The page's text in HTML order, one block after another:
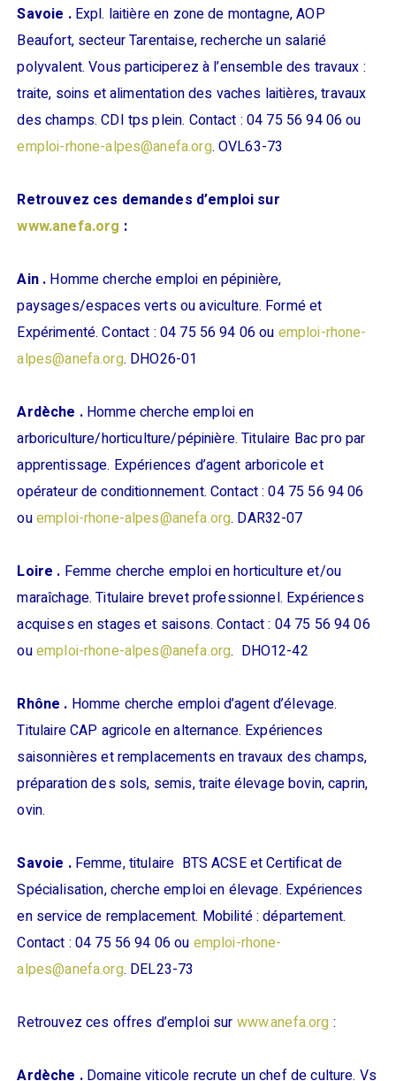
Savoie .Expl. laitière en zone de montagne, AOP
Beaufort, secteur Tarentaise, recherche un salarié
polyvalent. Vous participerez à l’ensemble des travaux :
traite, soins et alimentation des vaches laitières, travaux
des champs. CDI tps plein. Contact : 04 75 56 94 06 ou
emploi-rhone-alpes@anefa.org. OVL63-73
Retrouvez ces demandes d’emploi sur
www.anefa.org :
Ain . Homme cherche emploi en pépinière,
paysages/espaces verts ou aviculture. Formé et
Expérimenté. Contact : 04 75 56 94 06 ou emploi-rhone-
alpes@anefa.org. DHO26-01
Ardèche .Homme cherche emploi en
arboriculture/horticulture/pépinière. Titulaire Bac pro par
apprentissage. Expériences d’agent arboricole et
opérateur de conditionnement. Contact : 04 75 56 94 06
ouemploi-rhone-alpes@anefa.org. DAR32-07
Loire . Femme cherche emploi en horticulture et/ou
maraîchage. Titulaire brevet professionnel. Expériences
acquises en stages et saisons. Contact : 04 75 56 94 06
ouemploi-rhone-alpes@anefa.org. DHO12-42
Rhône . Homme cherche emploi d’agent d’élevage.
Titulaire CAP agricole en alternance. Expériences
saisonnières et remplacements en travaux des champs,
préparation des sols, semis, traite élevage bovin, caprin,
ovin.
Savoie .Femme, titulaire BTS ACSE et Certificat de
Spécialisation, cherche emploi en élevage. Expériences
en service de remplacement. Mobilité : département.
Contact : 04 75 56 94 06 ou emploi-rhone-
alpes@anefa.org. DEL23-73
Retrouvez ces offres d’emploi sur www.anefa.org :
Ardèche . Domaine viticole recrute un chef de culture. Vs